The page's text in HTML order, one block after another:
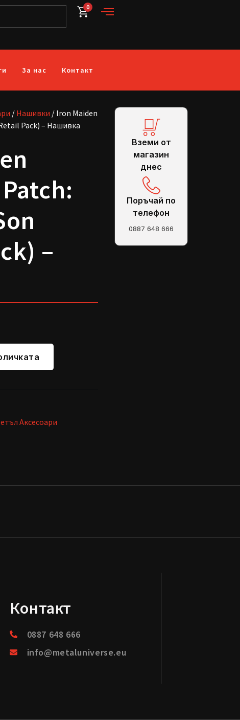
0
За нас Контакт
/ Нашивки / Iron Maiden
Pack) – Нашивка
–
Аксесоари
Вземи от
магазин
днес
Поръчай по
телефон
0887 648 666
Контакт
0887 648 666
info@metaluniverse.eu